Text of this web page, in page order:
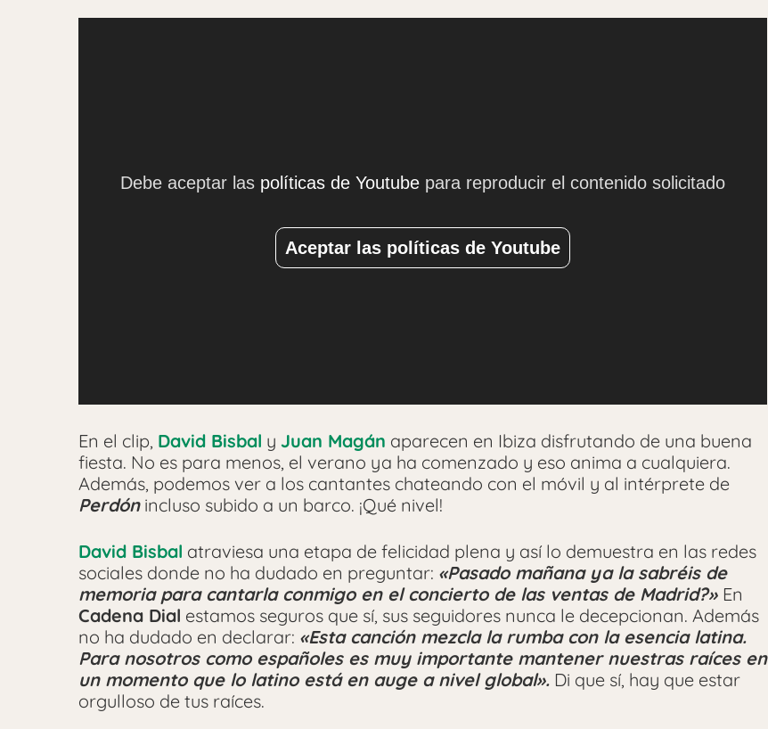
Debe aceptar las políticas de Youtube para reproducir el contenido solicitado
Aceptar las políticas de Youtube
En el clip, David Bisbal y Juan Magán aparecen en Ibiza disfrutando de una buena
fiesta. No es para menos, el verano ya ha comenzado y eso anima a cualquiera.
Además, podemos ver a los cantantes chateando con el móvil y al intérprete de
Perdónincluso subido a un barco. ¡Qué nivel!
David Bisbal atraviesa una etapa de felicidad plena y así lo demuestra en las redes
sociales donde no ha dudado en preguntar: «Pasado mañana ya la sabréis de
memoria para cantarla conmigo en el concierto de las ventas de Madrid?» En
Cadena Dial estamos seguros que sí, sus seguidores nunca le decepcionan. Además
no ha dudado en declarar: «Esta canción mezcla la rumba con la esencia latina.
Para nosotros como españoles es muy importante mantener nuestras raíces en
un momento que lo latino está en auge a nivel global». Di que sí, hay que estar
orgulloso de tus raíces.